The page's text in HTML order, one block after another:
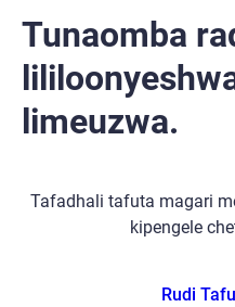
Tunaomba
limeuzwa.
Tafadhali tafuta magari
kipengele
Rudi